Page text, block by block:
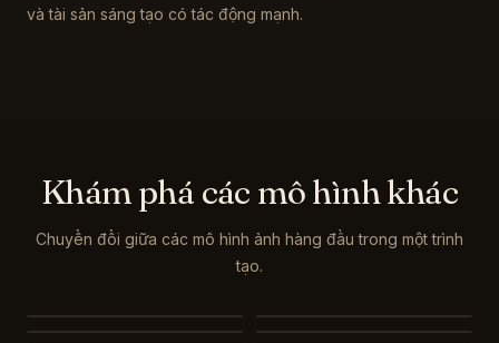
và tài sản sáng tạo có tác động mạnh.
Khám phá các mô hình khác
Chuyển đổi giữa các mô hình ảnh hàng đầu trong một trình
tạo.